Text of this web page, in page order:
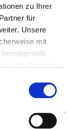
zu Ihrer
für
Unsere
mit
Approach
mosel-fachk...